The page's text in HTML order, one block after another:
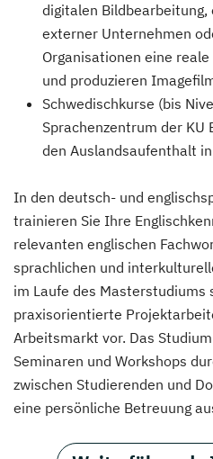
digitalen
externer Unternehmen
Organisationen eine
und produzieren
Schwedischkurse (bis
Sprachenzentrum der
den Auslandsaufenthalt
In den deutsch- und
trainieren Sie Ihre
relevanten englischen
sprachlichen und
im Laufe des Masterstudiums
praxisorientierte
Arbeitsmarkt vor. Das
Seminaren und Workshops
zwischen Studierenden und
eine persönliche Betreuung